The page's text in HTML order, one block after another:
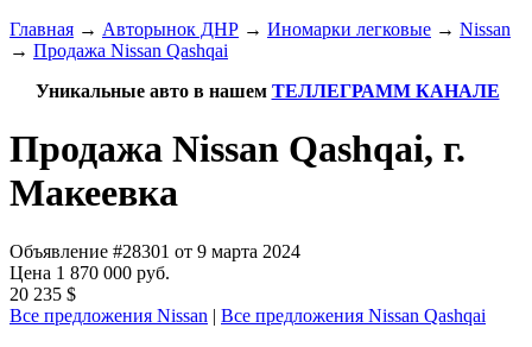
Главная → Авторынок ДНР → Иномарки легковые → Nissan
→ Продажа Nissan Qashqai
Уникальные авто в нашем ТЕЛЛЕГРАММ КАНАЛЕ
Продажа Nissan Qashqai, г.
Макеевка
Объявление #28301 от 9 марта 2024
Цена 1 870 000 руб.
20 235 $
Все предложения Nissan | Все предложения Nissan Qashqai